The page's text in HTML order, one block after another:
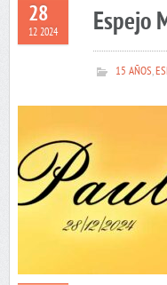
28
12 2024 Espejo
15 AÑOS,